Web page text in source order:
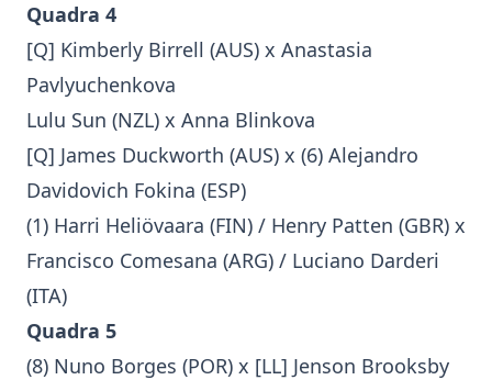
Quadra 4
[Q] Kimberly Birrell (AUS) x Anastasia
Pavlyuchenkova
Lulu Sun (NZL) x Anna Blinkova
[Q] James Duckworth (AUS) x (6) Alejandro
Davidovich Fokina (ESP)
(1) Harri Heliövaara (FIN) / Henry Patten (GBR) x
Francisco Comesana (ARG) / Luciano Darderi
(ITA)
Quadra 5
(8) Nuno Borges (POR) x [LL] Jenson Brooksby